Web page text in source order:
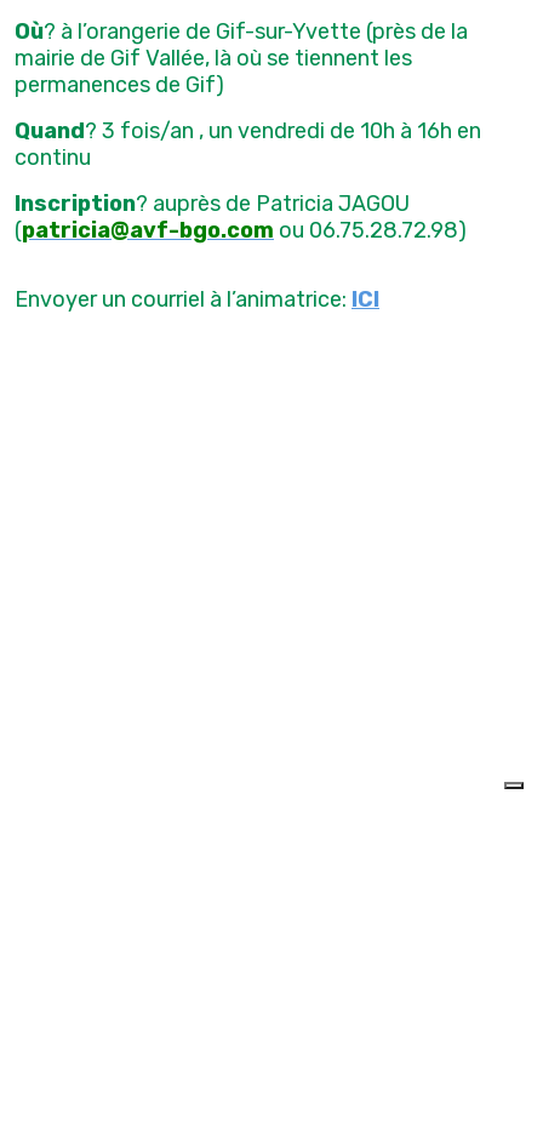
Où? à l’orangerie de Gif-sur-Yvette (près de la
mairie de Gif Vallée, là où se tiennent les
permanences de Gif)
Quand? 3 fois/an , un vendredi de 10h à 16h en
continu
Inscription? auprès de Patricia JAGOU
(patricia@avf-bgo.com ou 06.75.28.72.98)
Envoyer un courriel à l’animatrice: ICI